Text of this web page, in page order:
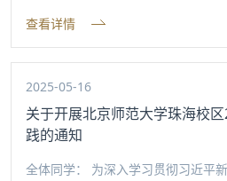
查看详情
2025-05-16
关于开展北京师范大学珠海校
践的通知
全体同学： 为深入学习贯彻习近平